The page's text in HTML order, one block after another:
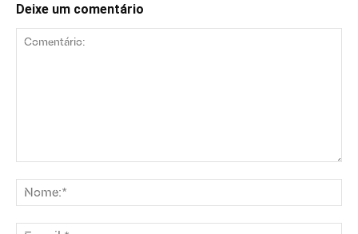
Deixe um comentário